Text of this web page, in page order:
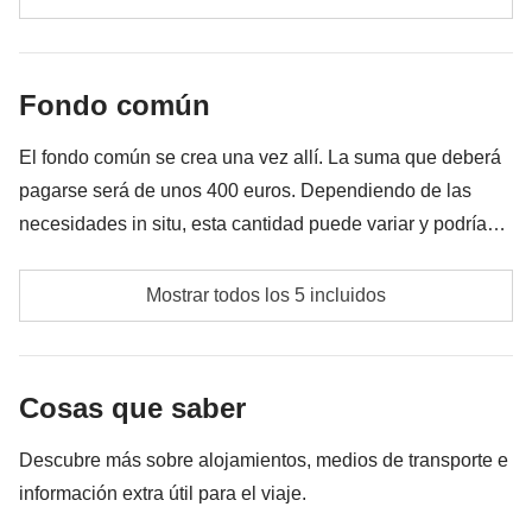
meter en la mochila :)
Todo lo que no se menciona en la sección "Qué está
Fondo común
El fondo común se crea una vez allí. La suma que deberá
pagarse será de unos 400 euros. Dependiendo de las
necesidades in situ, esta cantidad puede variar y podría
diferencia no utilizada.
Las actividades y extras que todos los participantes
han acordado realizar, junto con la parte
correspondiente del coordinador. Actividades
proveedores locales ajenos a WeRoad (terceros) y se
aplican sus condiciones; WeRoad no interviene en
su gestión ni asume responsabilidad alguna
Mostrar todos los 5 incluidos
Cosas que saber
Descubre más sobre alojamientos, medios de transporte e
información extra útil para el viaje.